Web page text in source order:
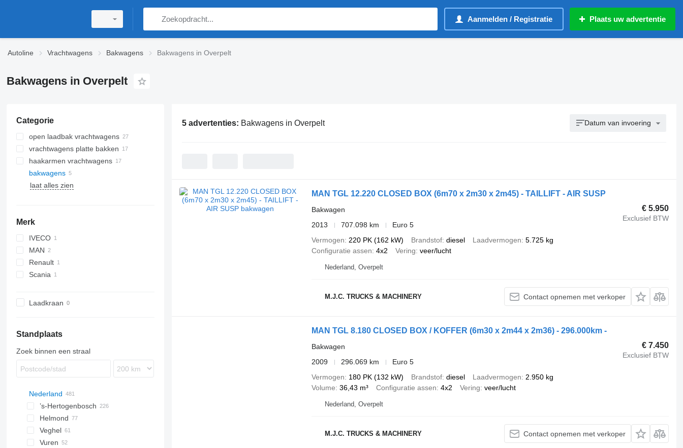
Aanmelden / Registratie Plaats uw advertentie
Autoline Vrachtwagens Bakwagens Bakwagens in Overpelt
Bakwagens in Overpelt
Categorie
open laadbak vrachtwagens
vrachtwagens platte bakken
haakarmen vrachtwagens
bakwagens
laat alles zien
Merk
IVECO
EuroCargo
MAN
TGL
Renault
Midlum
Scania
Laadkraan
Standplaats
Zoek binnen een straal
Nederland
’s-Hertogenbosch
Helmond
Veghel
Vuren
5 advertenties: Bakwagens in Overpelt Datum van invoering
MAN TGL 12.220 CLOSED BOX (6m70 x 2m30 x 2m45) - TAILLIFT - AIR SUSP
€ 5.950
Exclusief BTW
Bakwagen
2013
707.098 km
Euro 5
Vermogen
220 PK (162 kW) Brandstof diesel Laadvermogen 5.725 kg
Configuratie assen 4x2 Vering veer/lucht
Nederland, Overpelt
M.J.C. TRUCKS & MACHINERY Contact opnemen met verkoper
MAN TGL 8.180 CLOSED BOX / KOFFER (6m30 x 2m44 x 2m36) - 296.000km -
€ 7.450
Exclusief BTW
Bakwagen
2009
296.069 km
Euro 5
Vermogen
180 PK (132 kW) Brandstof diesel Laadvermogen
2.950 kg
Volume 36,43 m³ Configuratie assen 4x2 Vering veer/lucht
Nederland, Overpelt
M.J.C. TRUCKS & MACHINERY Contact opnemen met verkoper